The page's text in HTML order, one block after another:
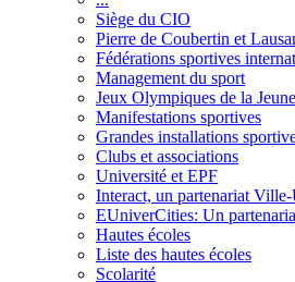
Siège du CIO
Pierre de Coubertin et
Fédérations sportives
Management du sport
Jeux Olympiques de la
Manifestations sportives
Grandes installations
Clubs et associations
Université et EPF
Interact, un partenariat
EUniverCities: Un
Hautes écoles
Liste des hautes écoles
Scolarité